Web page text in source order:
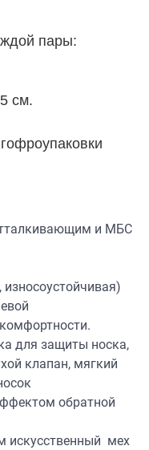
пары:
см.
и МБС
для защиты носка,
клапан, мягкий
обратной
искусственный мех